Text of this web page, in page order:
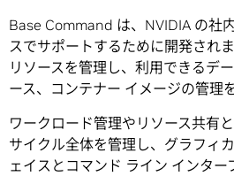
Base Command は、NVIDIA の社
スでサポートするために開発され
リソースを管理し、利用できるデ
ース、コンテナー イメージの管理
ワークロード管理やリソース共有
サイクル全体を管理し、グラフィ
ェイスとコマンド ライン インタ